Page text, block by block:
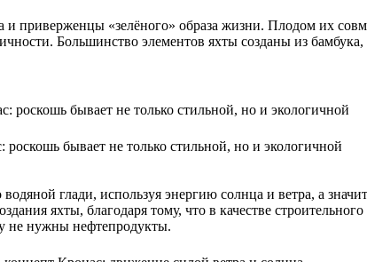
«зелёного» образа жизни. Плодом их
Большинство элементов яхты созданы из
роскошь бывает не только стильной, но и экологичной
глади, используя энергию солнца и ветра, а
яхты, благодаря тому, что в качестве
не нужны нефтепродукты.